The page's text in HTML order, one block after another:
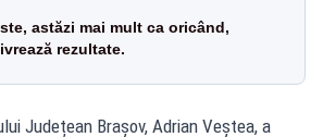
astăzi mai mult ca oricând,
rezultate.
Județean Brașov, Adrian Veștea, a